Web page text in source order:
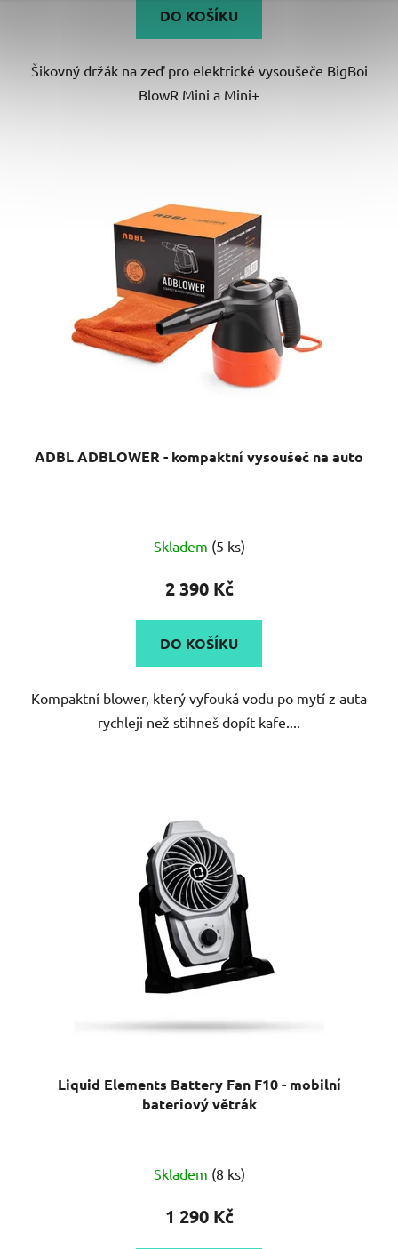
z
hvězdiček.
DO KOŠÍKU
Šikovný držák na zeď pro elektrické vysoušeče BigBoi
BlowR Mini a Mini+
ADBL ADBLOWER - kompaktní vysoušeč na auto
Skladem (5 ks)
2 390 Kč
DO KOŠÍKU
Kompaktní blower, který vyfouká vodu po mytí z auta
rychleji než stihneš dopít kafe....
Liquid Elements Battery Fan F10 - mobilní
bateriový větrák
Skladem (8 ks)
1 290 Kč